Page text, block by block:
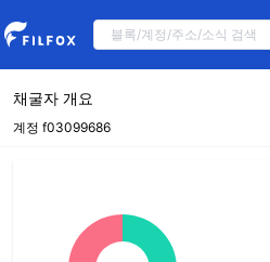
채굴자 개요
계정 f03099686